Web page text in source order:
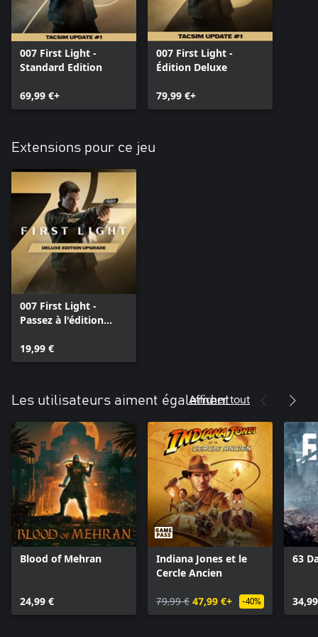
007 First Light -
Standard Edition
69,99 €+
007 First Light -
Édition Deluxe
79,99 €+
Extensions pour ce jeu
007 First Light -
Passez à l'édition
19,99 €
Les utilisateurs aiment également
Afficher tout
Blood of Mehran
24,99 €
Indiana Jones et le
Cercle Ancien
79,99 € 47,99 €+ -40%
63